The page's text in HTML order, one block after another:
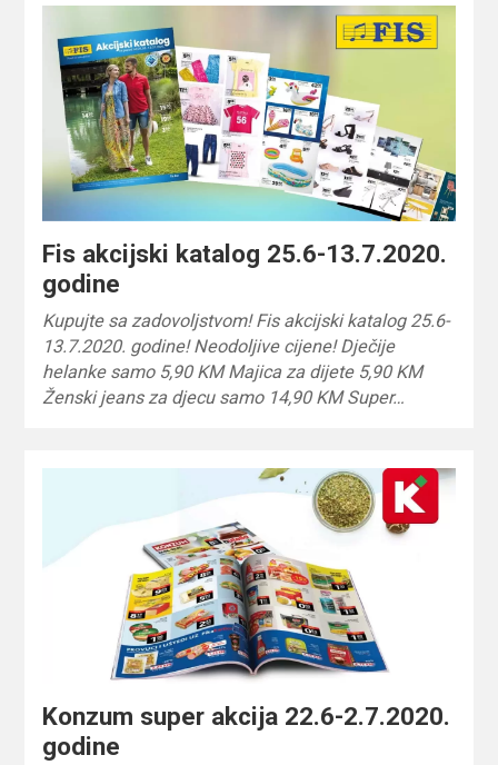
Fis akcijski katalog 25.6-13.7.2020.
godine
Kupujte sa zadovoljstvom! Fis akcijski katalog 25.6-
13.7.2020. godine! Neodoljive cijene! Dječije
helanke samo 5,90 KM Majica za dijete 5,90 KM
Ženski jeans za djecu samo 14,90 KM Super…
Konzum super akcija 22.6-2.7.2020.
godine